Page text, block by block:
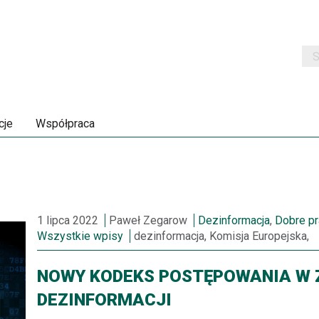
Współpraca
1 lipca 2022 Paweł Zegarow Dezinformacja, Dobre
Wszystkie wpisy
dezinformacja, Komisja Europejska,
NOWY KODEKS POSTĘPOWANIA
DEZINFORMACJI